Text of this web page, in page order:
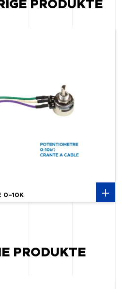
PRODUKTE
0–10K
PRODUKTE